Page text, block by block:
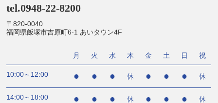
tel.0948-22-8200
〒820-0040
福岡県飯塚市吉原町6-1 あいタウン4F
月 火 水 木 金 土 日 祝
10:00～12:00 ● ● ● 休 ● ● ● 休
14:00～18:00 ● ● ● 休 ● ● ● 休